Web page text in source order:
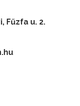
Fűzfa u. 2.